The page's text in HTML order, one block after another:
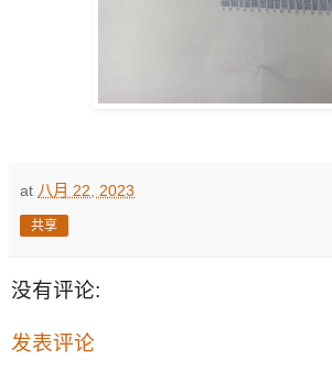
at 八月 22, 2023
共享
没有评论:
发表评论